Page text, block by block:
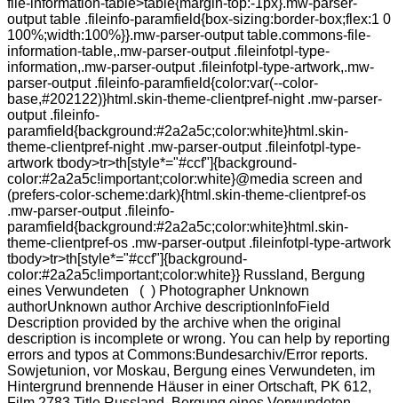
output table .fileinfo-paramfield{box-sizing:border-box;flex:1 0
100%;width:100%}}.mw-parser-output table.commons-file-
information-table,.mw-parser-output .fileinfotpl-type-
information,.mw-parser-output .fileinfotpl-type-artwork,.mw-
parser-output .fileinfo-paramfield{color:var(--color-
base,#202122)}html.skin-theme-clientpref-night .mw-parser-
output .fileinfo-
paramfield{background:#2a2a5c;color:white}html.skin-
theme-clientpref-night .mw-parser-output .fileinfotpl-type-
artwork tbody>tr>th[style*="#ccf"]{background-
color:#2a2a5c!important;color:white}@media screen and
(prefers-color-scheme:dark){html.skin-theme-clientpref-os
.mw-parser-output .fileinfo-
paramfield{background:#2a2a5c;color:white}html.skin-
theme-clientpref-os .mw-parser-output .fileinfotpl-type-artwork
tbody>tr>th[style*="#ccf"]{background-
color:#2a2a5c!important;color:white}} Russland, Bergung
eines Verwundeten ( ) Photographer Unknown
authorUnknown author Archive descriptionInfoField
Description provided by the archive when the original
description is incomplete or wrong. You can help by reporting
errors and typos at Commons:Bundesarchiv/Error reports.
Sowjetunion, vor Moskau, Bergung eines Verwundeten, im
Hintergrund brennende Häuser in einer Ortschaft, PK 612,